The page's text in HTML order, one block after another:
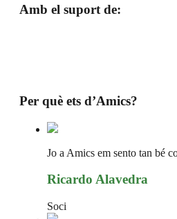
Amb el suport de:
Per què ets d’Amics?
Jo a Amics em sento tan bé
Ricardo Alavedra
Soci